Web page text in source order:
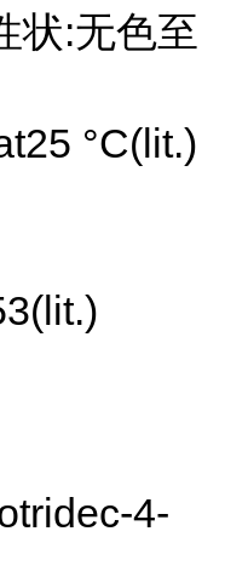
状:无色至
°C(lit.)
4-